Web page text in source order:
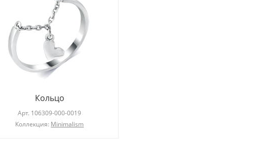
Кольцо
Арт. 106309-000-0019
Коллекция: Minimalism